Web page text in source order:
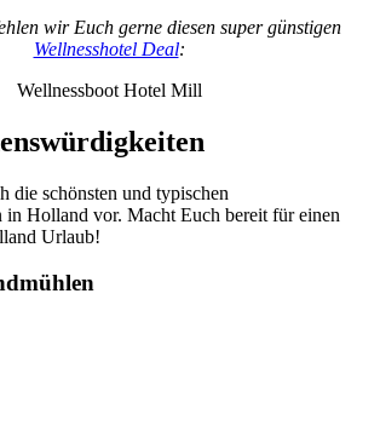
wir Euch gerne diesen super günstigen
Wellnesshotel Deal:
Wellnessboot Hotel Mill
die schönsten und typischen
in Holland vor. Macht Euch bereit für einen
Urlaub!